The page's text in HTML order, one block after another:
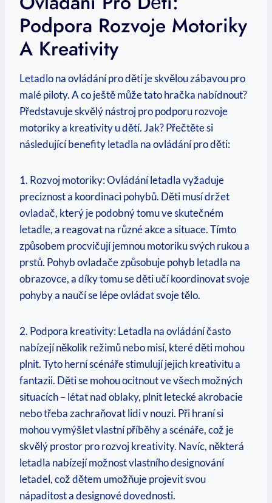
Podpora Rozvoje Motoriky
A Kreativity
Letadlo na ovládání pro děti je skvělou zábavou pro
malé piloty. A co ještě může tato hračka nabídnout?
Představuje skvělý nástroj pro podporu rozvoje
motoriky a kreativity u dětí. Jak? Přečtěte si
následující benefity letadla na ovládání pro děti:
1. Rozvoj motoriky: Ovládání letadla vyžaduje
preciznost a koordinaci pohybů. Děti musí držet
ovladač, který je podobný tomu ve skutečném
letadle, a reagovat na různé akce a situace. Tímto
způsobem procvičují jemnou motoriku svých rukou a
prstů. Pohyb ovladače způsobuje pohyb letadla na
obrazovce, a díky tomu se děti učí koordinovat svoje
pohyby a naučí se lépe ovládat svoje tělo.
2. Podpora kreativity: Letadla na ovládání často
nabízejí několik režimů nebo misí, které děti mohou
plnit. Tyto herní scénáře stimulují jejich kreativitu a
fantazii. Děti se mohou ocitnout ve všech možných
situacích – létat nad oblaky, plnit letecké akrobacie
nebo třeba zachraňovat lidi v nouzi. Při hraní si
mohou vymýšlet vlastní příběhy a scénáře, což je
skvělý prostor pro rozvoj kreativity. Navíc, některá
letadla nabízejí možnost vlastního designování
letadel, což dětem umožňuje projevit svou
nápaditost a designové dovednosti.